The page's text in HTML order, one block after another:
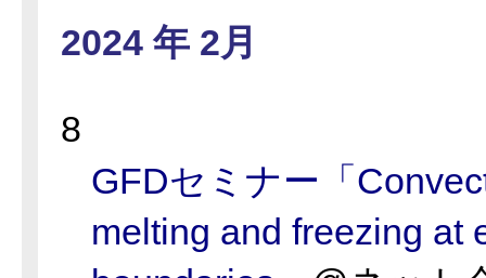
2024 年 2月
8
GFDセミナー「
melting and freezing at